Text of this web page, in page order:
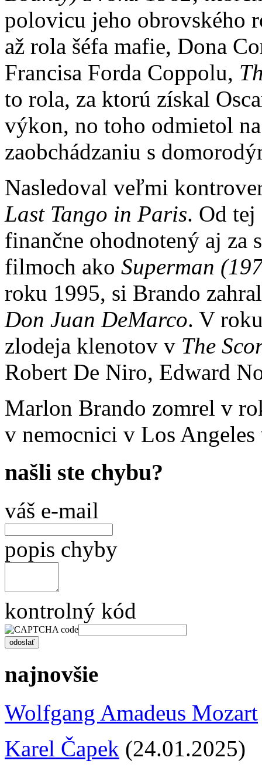
polovicu jeho obrovského
až rola šéfa mafie, Dona
Francisa Forda Coppolu,
to rola, za ktorú získal
výkon, no toho odmietol
zaobchádzaniu s
Nasledoval veľmi
Last Tango in Paris. Od
finančne ohodnotený aj za
filmoch ako Superman
roku 1995, si Brando
Don Juan DeMarco. V
zlodeja klenotov v The
Robert De Niro, Edward
Marlon Brando zomrel v
v nemocnici v Los
našli ste chybu?
váš e-mail
popis chyby
kontrolný kód
najnovšie
Wolfgang Amadeus Mozart
Karel Čapek (24.01.2025)